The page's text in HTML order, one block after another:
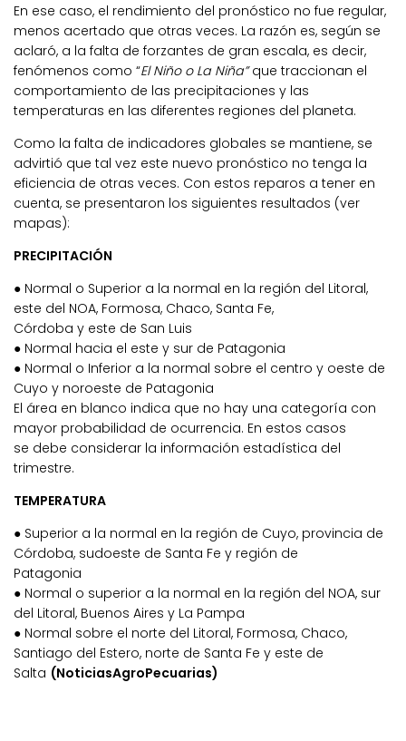
En ese caso, el rendimiento del pronóstico no fue regular,
menos acertado que otras veces. La razón es, según se
aclaró, a la falta de forzantes de gran escala, es decir,
fenómenos como “El Niño o La Niña”que traccionan el
comportamiento de las precipitaciones y las
temperaturas en las diferentes regiones del planeta.
Como la falta de indicadores globales se mantiene, se
advirtió que tal vez este nuevo pronóstico no tenga la
eficiencia de otras veces. Con estos reparos a tener en
cuenta, se presentaron los siguientes resultados (ver
mapas):
PRECIPITACIÓN
● Normal o Superior a la normal en la región del Litoral,
este del NOA, Formosa, Chaco, Santa Fe,
Córdoba y este de San Luis
● Normal hacia el este y sur de Patagonia
● Normal o Inferior a la normal sobre el centro y oeste de
Cuyo y noroeste de Patagonia
El área en blanco indica que no hay una categoría con
mayor probabilidad de ocurrencia. En estos casos
se debe considerar la información estadística del
trimestre.
TEMPERATURA
● Superior a la normal en la región de Cuyo, provincia de
Córdoba, sudoeste de Santa Fe y región de
Patagonia
● Normal o superior a la normal en la región del NOA, sur
del Litoral, Buenos Aires y La Pampa
● Normal sobre el norte del Litoral, Formosa, Chaco,
Santiago del Estero, norte de Santa Fe y este de
Salta (NoticiasAgroPecuarias)